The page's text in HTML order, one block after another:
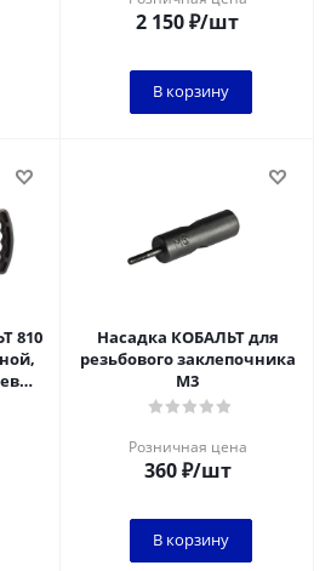
2 150₽/шт
В корзину
810
Насадка КОБАЛЬТ для
резьбового заклепочника
М3
Розничная цена
360₽/шт
В корзину